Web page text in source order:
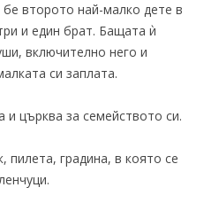
бе второто най-малко дете в
и един брат. Бащата ѝ
включително него и
си заплата.
църква за семейството си.
градина, в която се